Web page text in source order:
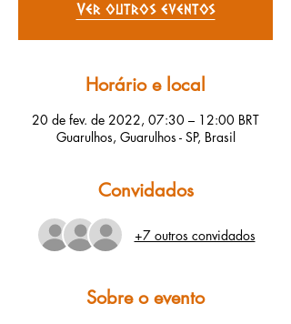
Ver outros eventos
Horário e local
20 de fev. de 2022, 07:30 – 12:00 BRT
Guarulhos, Guarulhos - SP, Brasil
Convidados
+7 outros convidados
Sobre o evento